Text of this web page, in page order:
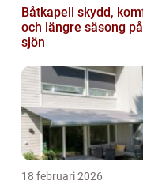
Båtkapell skydd, komfort
och längre säsong på
sjön
18 februari 2026